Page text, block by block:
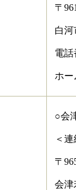
〒
白
電話
ホー
○会
＜連
〒
会津